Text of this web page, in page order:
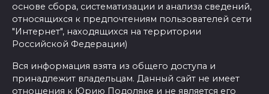
основе сбора, систематизации и анализа сведений,
относящихся к предпочтениям пользователей сети
"Интернет", находящихся на территории
Российской Федерации)
Вся информация взята из общего доступа и
принадлежит владельцам. Данный сайт не имеет
отношения к Юрию Подоляке и не является его